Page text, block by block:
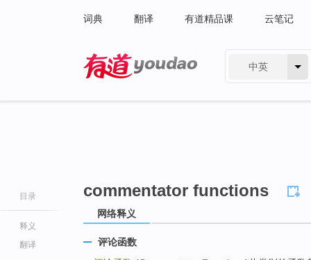
词典 翻译 有道精品课 云笔记
中英
目录
释义
翻译
commentator functions
网络释义
评论函数